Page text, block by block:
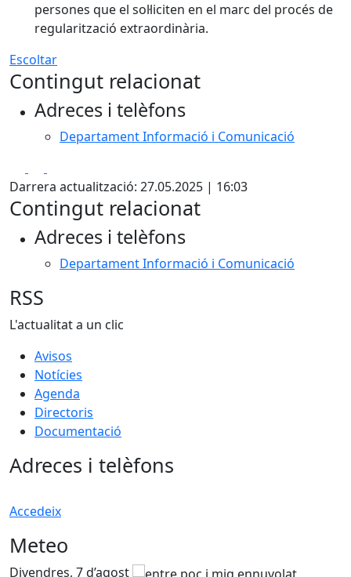
persones que el sol·liciten en el marc del procés de
regularització extraordinària.
Escoltar
Contingut relacionat
Adreces i telèfons
Departament Informació i Comunicació
Darrera actualització: 27.05.2025 | 16:03
Contingut relacionat
Adreces i telèfons
Departament Informació i Comunicació
RSS
L'actualitat a un clic
Avisos
Notícies
Agenda
Directoris
Documentació
Adreces i telèfons
Accedeix
Meteo
Divendres, 7 d’agost